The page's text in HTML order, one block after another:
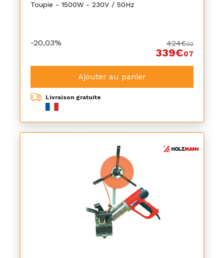
Toupie - 1500W - 230V / 50Hz
-20,03% 424€00
339€07
Ajouter au panier
Livraison gratuite